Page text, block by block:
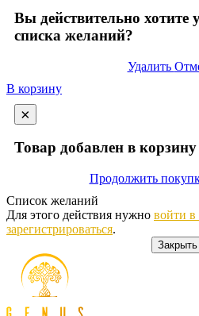
Вы действительно хотите
списка желаний?
Удалить
В корзину
×
Товар добавлен в корзину
Продолжить
Список желаний
Для этого действия нужно войти в
зарегистрироваться.
Закрыть